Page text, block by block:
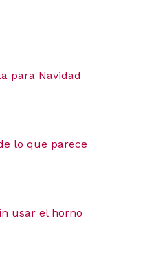
para Navidad
lo que parece
usar el horno